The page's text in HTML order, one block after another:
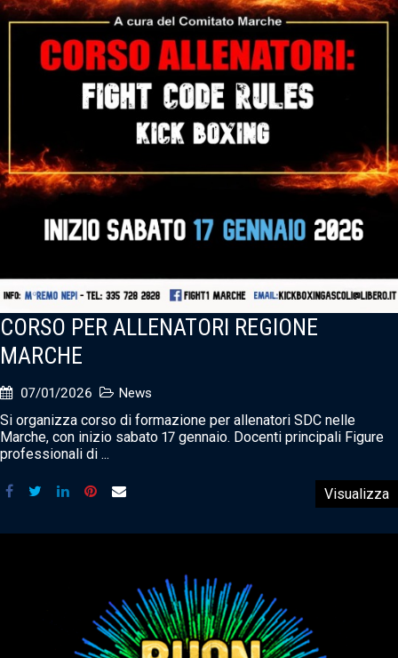
CORSO PER ALLENATORI REGIONE
MARCHE
07/01/2026 News
Si organizza corso di formazione per allenatori SDC nelle
Marche, con inizio sabato 17 gennaio. Docenti principali Figure
professionali di ...
Visualizza